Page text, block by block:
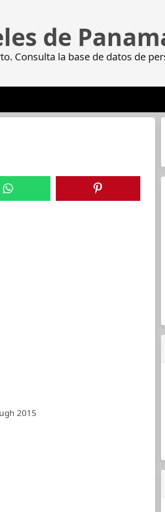
de
Consulta la base de datos de
2015